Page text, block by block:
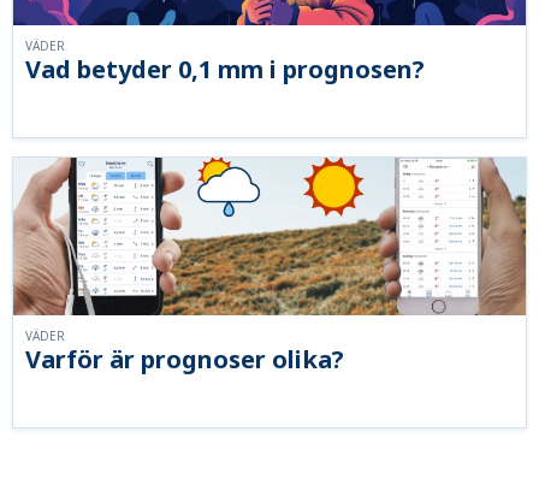
Vad betyder 0,1 mm i prognosen?
VÄDER
Varför är prognoser olika?
VÄDER